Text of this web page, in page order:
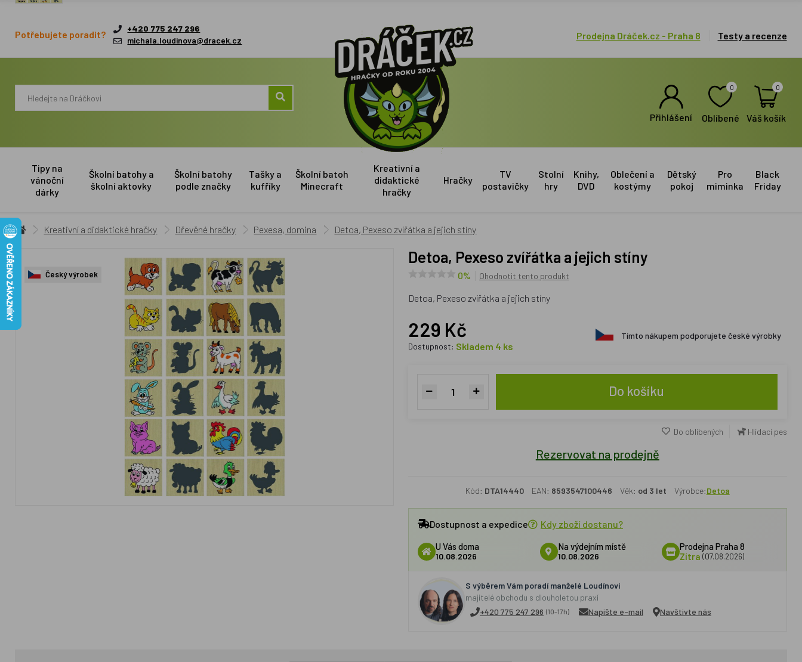
Potřebujete poradit?
+420 775 247 296
michala.loudinova@dracek.cz
Prodejna Dráček.cz - Praha 8 Testy a recenze
Přihlášení
0
Oblíbené
0
Váš košík
Tipy na
vánoční
dárky
Školní batohy a
školní aktovky
Školní batohy
podle značky
Tašky a
kufříky
Školní batoh
Minecraft
Kreativní a
didaktické
hračky
Hračky
TV
postavičky
Stolní
hry
Knihy,
DVD
Oblečení a
kostýmy
Dětský
pokoj
Pro
miminka
Black
Friday
Kreativní a didaktické hračky Dřevěné hračky Pexesa, domina Detoa, Pexeso zvířátka a jejich stíny
Český výrobek
Detoa, Pexeso zvířátka a jejich stíny
0% Ohodnotit tento produkt
Detoa, Pexeso zvířátka a jejich stíny
229 Kč
Dostupnost: Skladem 4 ks
Tímto nákupem podporujete české výrobky
Do košíku
Do oblíbených Hlídací pes
Rezervovat na prodejně
Kód: DTA14440 EAN: 8593547100446 Věk: od 3 let Výrobce:Detoa
Dostupnost a expedice Kdy zboží dostanu?
U Vás doma
10.08.2026
Na výdejním místě
10.08.2026
Prodejna Praha 8
Zítra (07.08.2026)
S výběrem Vám poradí manželé Loudínovi
majitelé obchodu s dlouholetou praxí
+420 775 247 296 (10-17h) Napište e-mail Navštivte nás